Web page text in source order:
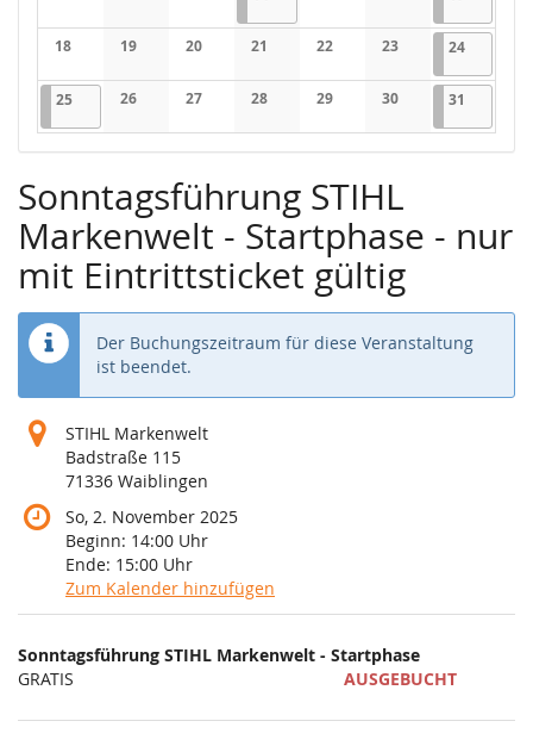
Keine Veranstaltungen
Keine Veranstaltungen
Keine VeranstaltungenKeine Veranstaltungen
Keine
18
Keine Veranstaltungen
19
Keine Veranstaltungen
20
Keine Veranstaltungen
21
Keine Veranstaltungen
22
Keine Veranstaltungen
23
Keine
242
2525.05.2026
3 Veranstaltungen
26
Keine Veranstaltungen
27
Keine Veranstaltungen
28
Keine Veranstaltungen
29
Keine Veranstaltungen
30
Keine
31
Sonntagsführung STIHL
Markenwelt - Startphase - nur
mit Eintrittsticket gültig
Der Buchungszeitraum für diese Veranstaltung
ist beendet.
STIHL Markenwelt
Badstraße 115
71336 Waiblingen
So, 2. November 2025
Beginn: 14:00 Uhr
Ende: 15:00 Uhr
Zum Kalender hinzufügen
Produkte
Unkategorisierte
Produkte
Sonntagsführung STIHL Markenwelt - Startphase
GRATIS
AUSGEBUCHT